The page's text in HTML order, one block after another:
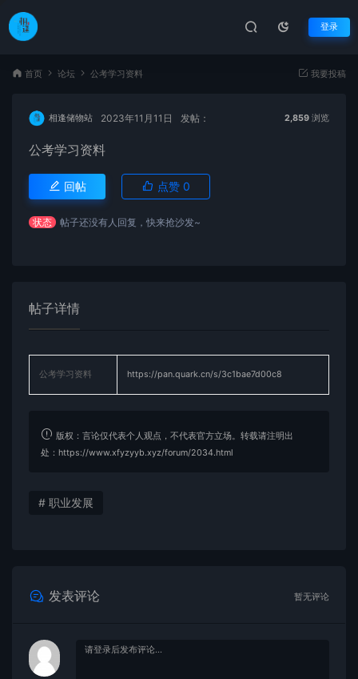
登录
首页 论坛 公考学习资料 我要投稿
相逢储物站 2023年11月11日 发帖： 2,859 浏览
公考学习资料
回帖 点赞 0
状态 帖子还没有人回复，快来抢沙发~
帖子详情
公考学习资料 https://pan.quark.cn/s/3c1bae7d00c8
版权：言论仅代表个人观点，不代表官方立场。转载请注明出
处：https://www.xfyzyyb.xyz/forum/2034.html
# 职业发展
发表评论 暂无评论